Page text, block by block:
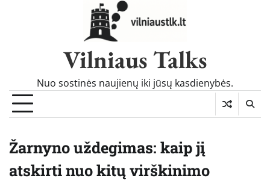
Vilniaus Talks
Nuo sostinės naujienų iki jūsų kasdienybės.
Žarnyno uždegimas: kaip jį
atskirti nuo kitų virškinimo